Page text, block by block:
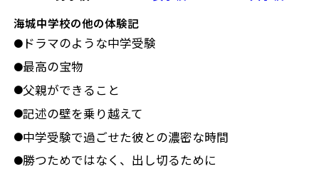
海城中学校の他の体験記
● ドラマのような中学受験
●最高の宝物
●父親ができること
●記述の壁を乗り越えて
●中学受験で過ごせた彼との濃密な時間
●勝つためではなく、出し切るために